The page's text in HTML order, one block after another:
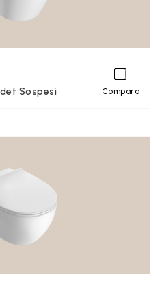
Sospesi Compara